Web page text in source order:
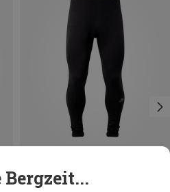
Je bespaart 29%
Bergzeit...